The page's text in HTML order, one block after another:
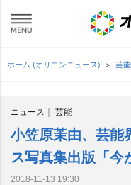
ホーム (オリコンニュース) 芸
ニュース 芸能
小笠原茉由、芸能
ス写真集出版「今
2018-11-13 19:30